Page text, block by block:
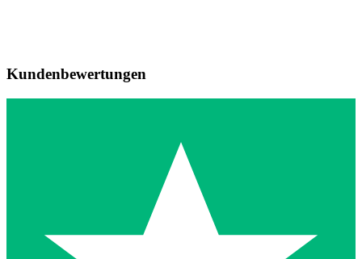
Kundenbewertungen